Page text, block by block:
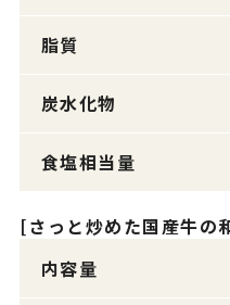
脂質
炭水化物
食塩相当量
[さっと炒めた国産牛の
内容量